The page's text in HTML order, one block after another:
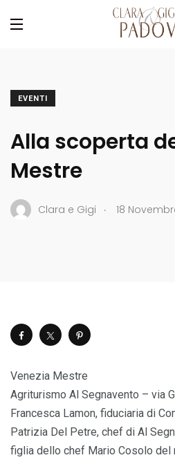
EVENTI
Alla scoperta
Mestre
Clara e Gigi . 18
Venezia Mestre
Agriturismo Al Segnavento – via
Francesca Lamon, fiduciaria di
Patrizia Del Petre, chef di Al
figlia dello chef Mario Cosolo del